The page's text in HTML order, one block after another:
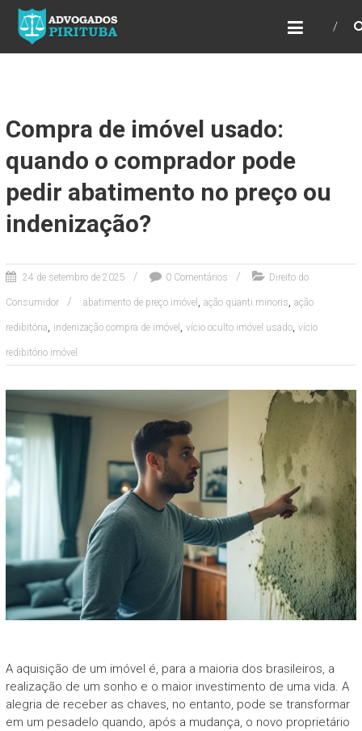
ADVOGADOS PIRITUBA
Precisando de advogado? Entre em contato!
Fazemos toda a assessoria que você
Compra de imóvel usado:
quando o comprador pode
pedir abatimento no preço ou
indenização?
24 de setembro de 2025 0 Comentários Direito do
Consumidor abatimento de preço imóvel , ação quanti minoris, ação
redibitória, indenização compra de imóvel , vício oculto imóvel usado, vício
redibitório imóvel
A aquisição de um imóvel é, para a maioria dos brasileiros, a
realização de um sonho e o maior investimento de uma vida. A
alegria de receber as chaves, no entanto, pode se transformar
em um pesadelo quando, após a mudança, o novo proprietário